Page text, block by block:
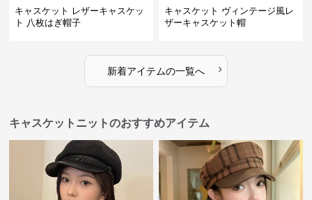
キャスケット レザーキャスケッ
ト 八枚はぎ帽子
キャスケット ヴィンテージ風レ
ザーキャスケット帽
新着アイテムの一覧へ ›
キャスケットニットのおすすめアイテム